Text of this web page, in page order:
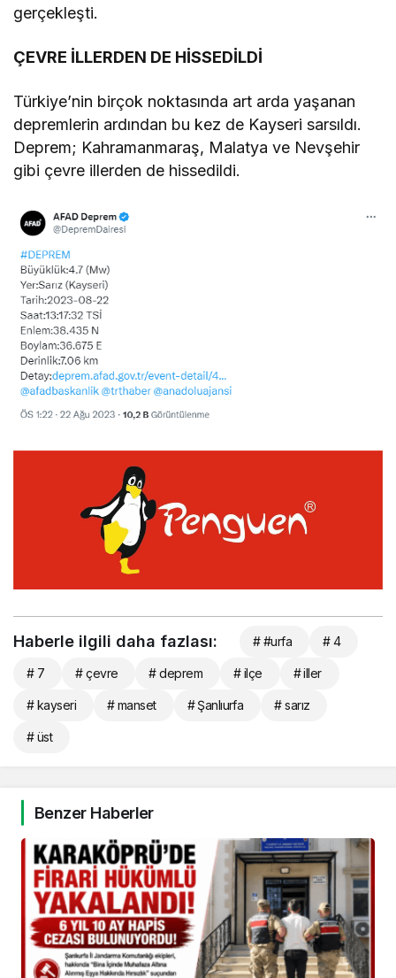
gerçekleşti.
ÇEVRE İLLERDEN DE HİSSEDİLDİ
Türkiye’nin birçok noktasında art arda yaşanan
depremlerin ardından bu kez de Kayseri sarsıldı.
Deprem; Kahramanmaraş, Malatya ve Nevşehir
gibi çevre illerden de hissedildi.
Haberle ilgili daha fazlası: # #urfa # 4
# 7 # çevre # deprem # ilçe # iller
# kayseri # manset # Şanlıurfa # sarız
# üst
Benzer Haberler